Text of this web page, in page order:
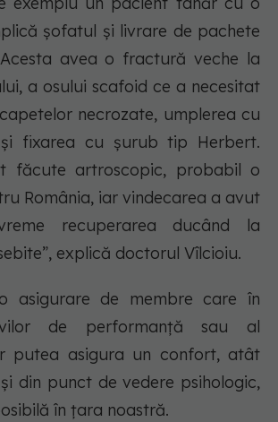
șofatul și livrare de pachete
avea o fractură veche la
a osului scafoid ce a necesitat
necrozate, umplerea cu
fixarea cu șurub tip Herbert.
făcute artroscopic, probabil o
România, iar vindecarea a avut
recuperarea ducând la
explică doctorul Vîlcioiu.
asigurare de membre care în
de performanță sau al
putea asigura un confort, atât
din punct de vedere psihologic,
în țara noastră.